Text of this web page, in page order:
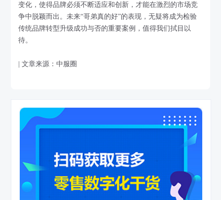
变化，使得品牌必须不断适应和创新，才能在激烈的市场竞
争中脱颖而出。未来“哥弟真的好”的表现，无疑将成为检验
传统品牌转型升级成功与否的重要案例，值得我们拭目以
待。
| 文章来源：中服圈